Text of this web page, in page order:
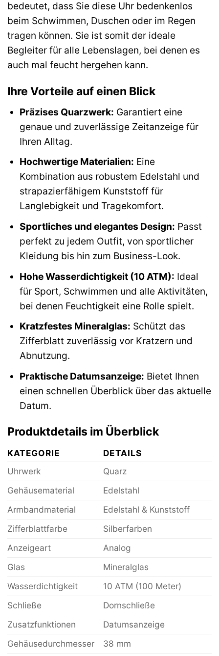
bedeutet, dass Sie diese Uhr bedenkenlos
beim Schwimmen, Duschen oder im Regen
tragen können. Sie ist somit der ideale
Begleiter für alle Lebenslagen, bei denen es
auch mal feucht hergehen kann.
Ihre Vorteile auf einen Blick
Präzises Quarzwerk: Garantiert eine
genaue und zuverlässige Zeitanzeige für
Ihren Alltag.
Hochwertige Materialien: Eine
Kombination aus robustem Edelstahl und
strapazierfähigem Kunststoff für
Langlebigkeit und Tragekomfort.
Sportliches und elegantes Design: Passt
perfekt zu jedem Outfit, von sportlicher
Kleidung bis hin zum Business-Look.
Hohe Wasserdichtigkeit (10 ATM): Ideal
für Sport, Schwimmen und alle Aktivitäten,
bei denen Feuchtigkeit eine Rolle spielt.
Kratzfestes Mineralglas: Schützt das
Zifferblatt zuverlässig vor Kratzern und
Abnutzung.
Praktische Datumsanzeige: Bietet Ihnen
einen schnellen Überblick über das aktuelle
Datum.
Produktdetails im Überblick
KATEGORIE
DETAILS
Uhrwerk
Quarz
Gehäusematerial
Edelstahl
Armbandmaterial
Edelstahl & Kunststoff
Zifferblattfarbe
Silberfarben
Anzeigeart
Analog
Glas
Mineralglas
Wasserdichtigkeit
10 ATM (100 Meter)
Schließe
Dornschließe
Zusatzfunktionen
Datumsanzeige
Gehäusedurchmesser
38 mm